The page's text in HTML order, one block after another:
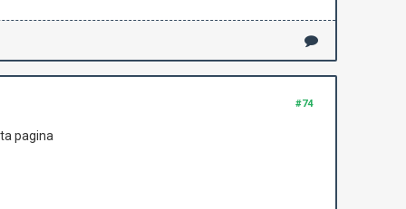
#74
pagina